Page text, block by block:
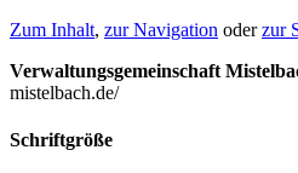
Zum Inhalt, zur Navigation oderzur
Verwaltungsgemeinschaft
mistelbach.de/
Schriftgröße